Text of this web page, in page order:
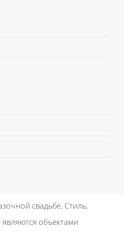
свадьбе. Стиль,
объектами